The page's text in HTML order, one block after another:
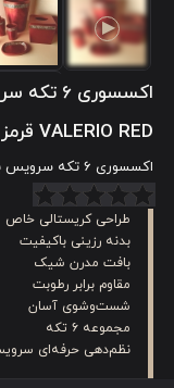
VALERIO RED قرمز
اکسسوری 6 تکه سرویس بهداشتی ورونیکا مدل VALERIO RED قرمز
طراحی کریستالی خاص
بدنه رزینی باکیفیت
بافت مدرن شیک
مقاوم برابر رطوبت
شست‌وشوی آسان
مجموعه ۶ تکه
نظم‌دهی حرفه‌ای